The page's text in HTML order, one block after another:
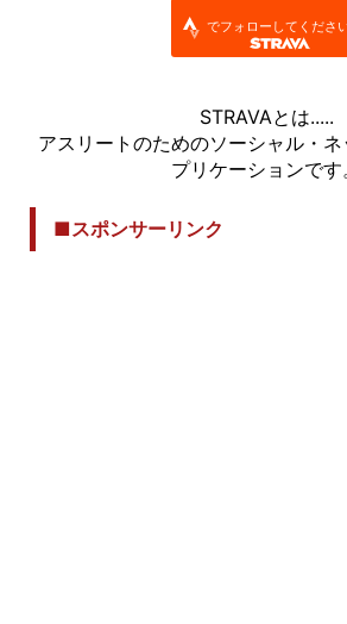
でフォローしてくださ
STRAVAとは.....
アスリートのためのソーシャル・
プリケーションです
■スポンサーリンク